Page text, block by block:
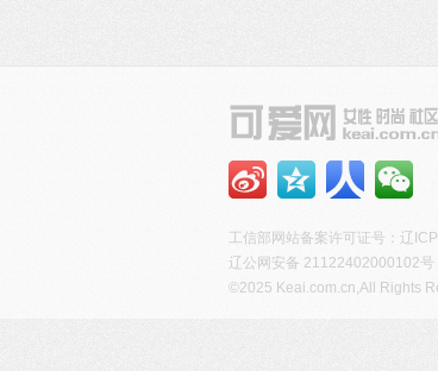
工信部网站备案许可证号： 辽
辽公网安备 21122402000102号
©2025 Keai.com.cn,All Rights